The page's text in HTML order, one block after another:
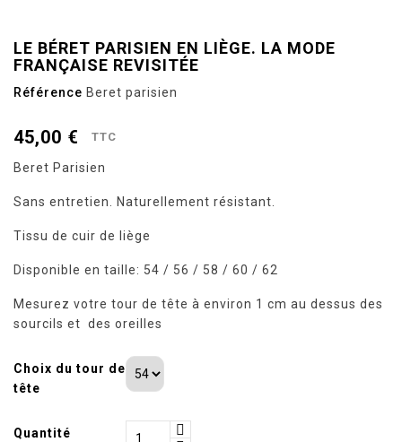
LE BÉRET PARISIEN EN LIÈGE. LA MODE
FRANÇAISE REVISITÉE
Référence Beret parisien
45,00 € TTC
Beret Parisien
Sans entretien. Naturellement résistant.
Tissu de cuir de liège
Disponible en taille: 54 / 56 / 58 / 60 / 62
Mesurez votre tour de tête à environ 1 cm au dessus des
sourcils et des oreilles
Choix du tour de
tête
Quantité